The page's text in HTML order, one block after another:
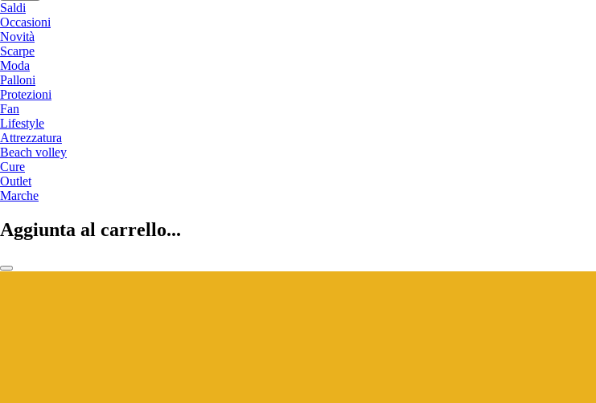
Saldi
Occasioni
Novità
Scarpe
Moda
Palloni
Protezioni
Fan
Lifestyle
Attrezzatura
Beach volley
Cure
Outlet
Marche
Aggiunta al carrello...